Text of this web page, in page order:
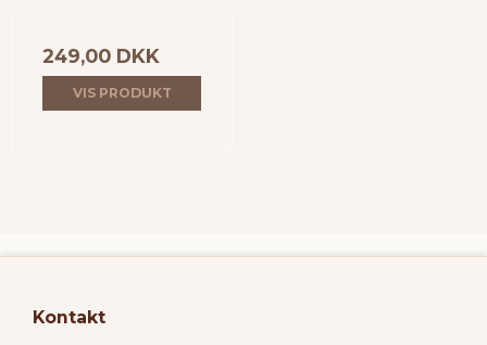
249,00 DKK
VIS PRODUKT
Kontakt